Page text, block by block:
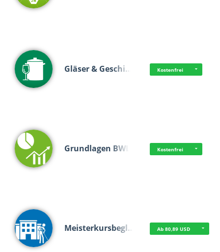
Gläser & Geschi… Kostenfrei
Grundlagen BWL Kostenfrei
Meisterkursbegl… Ab 80,89 USD